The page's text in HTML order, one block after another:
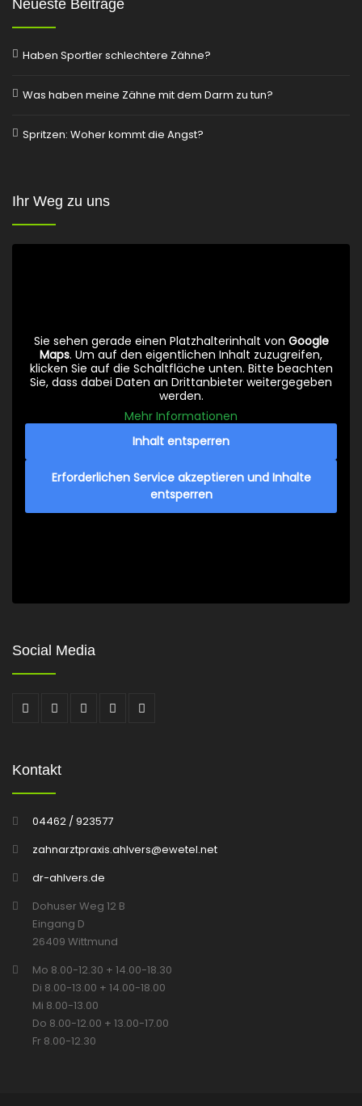
Neueste Beiträge
Haben Sportler schlechtere Zähne?
Was haben meine Zähne mit dem Darm zu tun?
Spritzen: Woher kommt die Angst?
Ihr Weg zu uns
Sie sehen gerade einen Platzhalterinhalt von Google
Maps. Um auf den eigentlichen Inhalt zuzugreifen,
klicken Sie auf die Schaltfläche unten. Bitte beachten
Sie, dass dabei Daten an Drittanbieter weitergegeben
werden.
Mehr Informationen
Inhalt entsperren
Erforderlichen Service akzeptieren und Inhalte
entsperren
Social Media
Kontakt
04462 / 923577
zahnarztpraxis.ahlvers@ewetel.net
dr-ahlvers.de
Dohuser Weg 12 B
Eingang D
26409 Wittmund
Mo 8.00-12.30 + 14.00-18.30
Di 8.00-13.00 + 14.00-18.00
Mi 8.00-13.00
Do 8.00-12.00 + 13.00-17.00
Fr 8.00-12.30